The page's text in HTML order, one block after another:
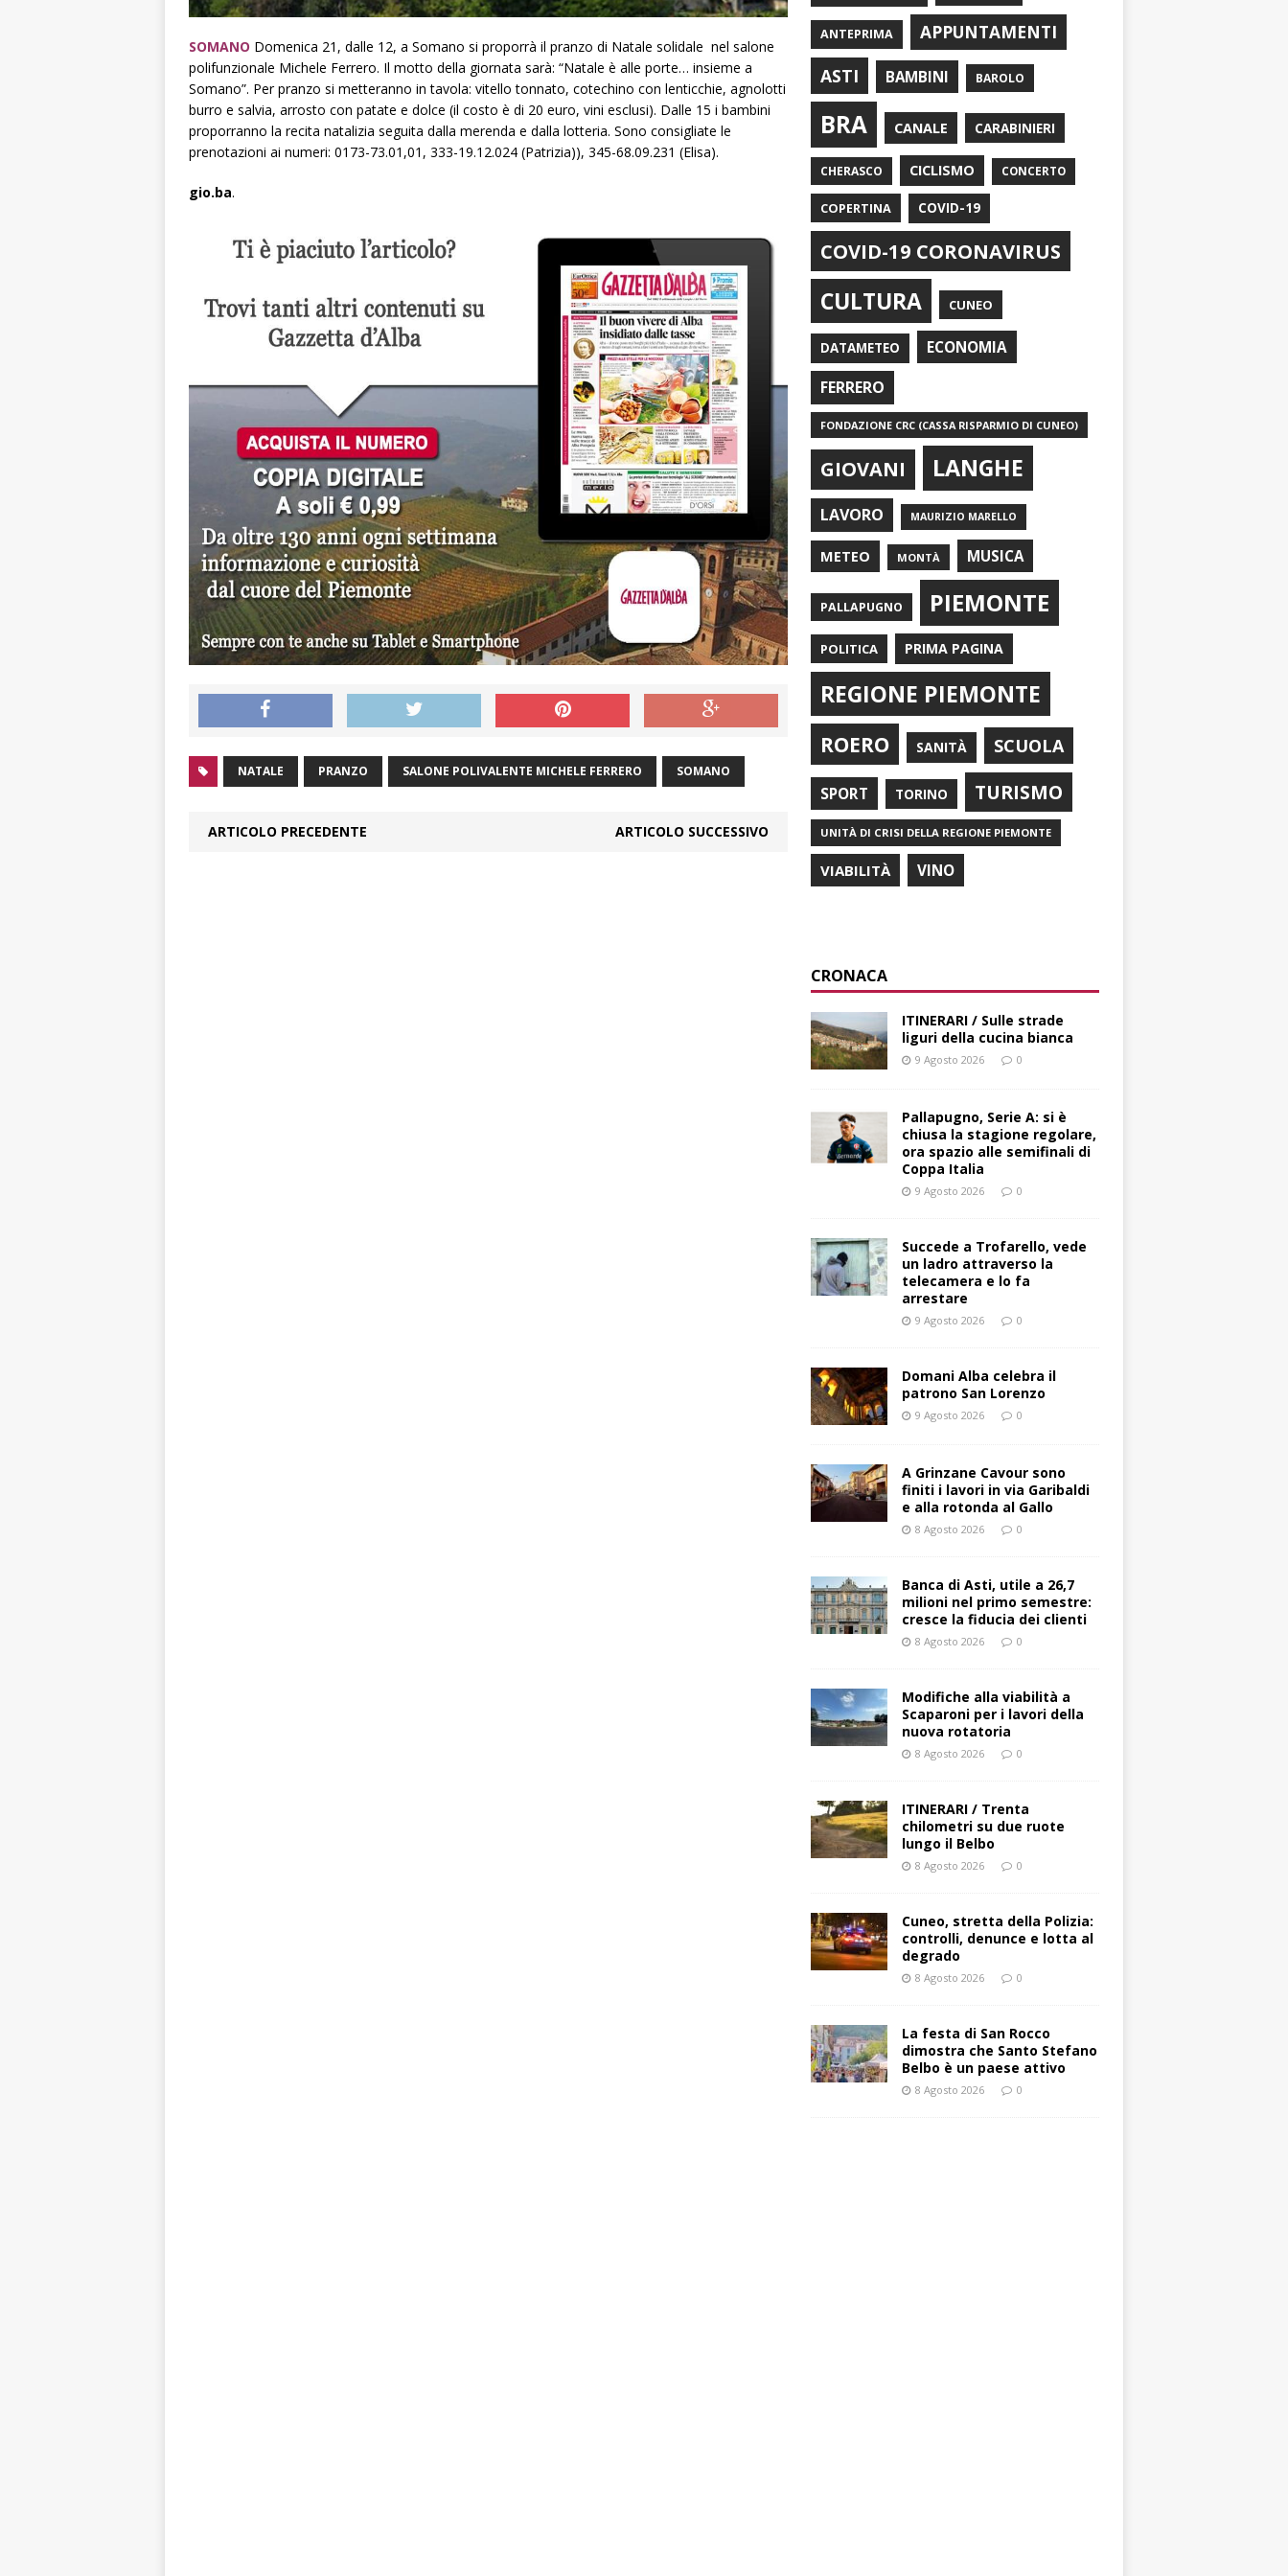
SOMANO Domenica 21, dalle 12, a Somano si proporrà il pranzo di Natale solidale nel salone
polifunzionale Michele Ferrero. Il motto della giornata sarà: “Natale è alle porte… insieme a
Somano”. Per pranzo si metteranno in tavola: vitello tonnato, cotechino con lenticchie, agnolotti
burro e salvia, arrosto con patate e dolce (il costo è di 20 euro, vini esclusi). Dalle 15 i bambini
proporranno la recita natalizia seguita dalla merenda e dalla lotteria. Sono consigliate le
prenotazioni ai numeri: 0173-73.01,01, 333-19.12.024 (Patrizia)), 345-68.09.231 (Elisa).
gio.ba.
NATALE PRANZO SALONE POLIVALENTE MICHELE FERRERO SOMANO
ARTICOLO PRECEDENTE ARTICOLO SUCCESSIVO
ANTEPRIMA
APPUNTAMENTI
ASTI
BAMBINI BAROLO
BRA CANALE CARABINIERI
CHERASCO CICLISMO CONCERTO
COPERTINA COVID-19
COVID-19 CORONAVIRUS
CULTURA CUNEO
DATAMETEO ECONOMIA
FERRERO
FONDAZIONE CRC (CASSA RISPARMIO DI CUNEO)
GIOVANI LANGHE
LAVORO MAURIZIO MARELLO
METEO MONTÀ MUSICA
PALLAPUGNO PIEMONTE
POLITICA PRIMA PAGINA
REGIONE PIEMONTE
ROERO SANITÀ SCUOLA
SPORT TORINO TURISMO
UNITÀ DI CRISI DELLA REGIONE PIEMONTE
VIABILITÀ VINO
CRONACA
ITINERARI / Sulle strade
liguri della cucina bianca
9 Agosto 2026 0
Pallapugno, Serie A: si è
chiusa la stagione regolare,
ora spazio alle semifinali di
Coppa Italia
9 Agosto 2026 0
Succede a Trofarello, vede
un ladro attraverso la
telecamera e lo fa
arrestare
9 Agosto 2026 0
Domani Alba celebra il
patrono San Lorenzo
9 Agosto 2026 0
A Grinzane Cavour sono
finiti i lavori in via Garibaldi
e alla rotonda al Gallo
8 Agosto 2026 0
Banca di Asti, utile a 26,7
milioni nel primo semestre:
cresce la fiducia dei clienti
8 Agosto 2026 0
Modifiche alla viabilità a
Scaparoni per i lavori della
nuova rotatoria
8 Agosto 2026 0
ITINERARI / Trenta
chilometri su due ruote
lungo il Belbo
8 Agosto 2026 0
Cuneo, stretta della Polizia:
controlli, denunce e lotta al
degrado
8 Agosto 2026 0
La festa di San Rocco
dimostra che Santo Stefano
Belbo è un paese attivo
8 Agosto 2026 0